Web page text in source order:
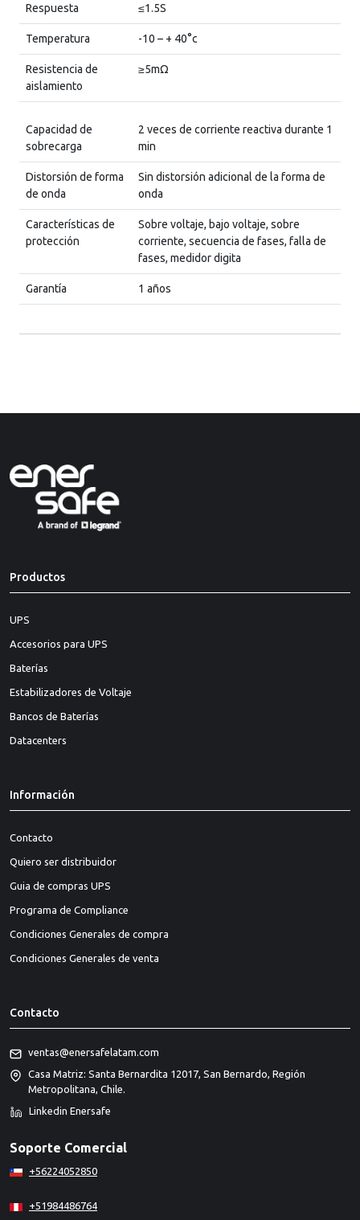
Respuesta ≤1.5S
Temperatura -10 – + 40°c
Resistencia de
aislamiento
≥5mΩ
Capacidad de
sobrecarga
2 veces de corriente reactiva durante 1
min
Distorsión de forma
de onda
Sin distorsión adicional de la forma de
onda
Características de
protección
Sobre voltaje, bajo voltaje, sobre
corriente, secuencia de fases, falla de
fases, medidor digita
Garantía 1 años
Productos
UPS
Accesorios para UPS
Baterías
Estabilizadores de Voltaje
Bancos de Baterías
Datacenters
Información
Contacto
Quiero ser distribuidor
Guia de compras UPS
Programa de Compliance
Condiciones Generales de compra
Condiciones Generales de venta
Contacto
ventas@enersafelatam.com
Casa Matriz: Santa Bernardita 12017, San Bernardo, Región
Metropolitana, Chile.
Linkedin Enersafe
Soporte Comercial
+56224052850
+51984486764